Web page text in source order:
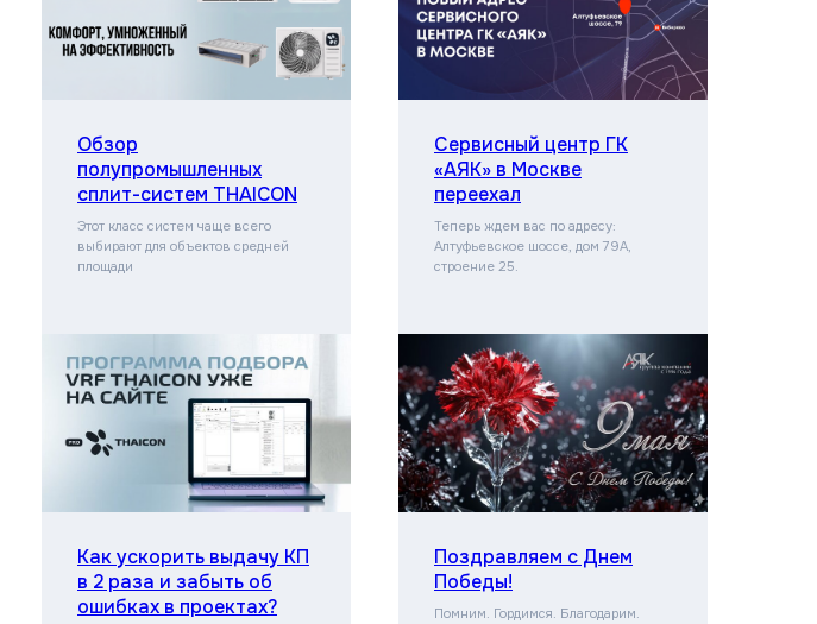
Обзор
полупромышленных
сплит-систем THAICON
Этот класс систем чаще всего
выбирают для объектов средней
площади
Сервисный центр ГК
«АЯК» в Москве
переехал
Теперь ждем вас по адресу:
Алтуфьевское шоссе, дом 79А,
строение 25.
Как ускорить выдачу КП
в 2 раза и забыть об
ошибках в проектах?
Поздравляем с Днем
Победы!
Помним. Гордимся. Благодарим.